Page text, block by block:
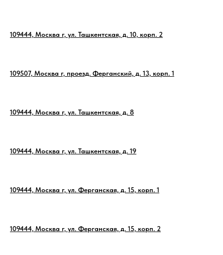
109444, Москва г, ул. Ташкентская, д. 10, корп. 2
109507, Москва г, проезд. Ферганский, д. 13, корп. 1
109444, Москва г, ул. Ташкентская, д. 8
109444, Москва г, ул. Ташкентская, д. 19
109444, Москва г, ул. Ферганская, д. 15, корп. 1
109444, Москва г, ул. Ферганская, д. 15, корп. 2